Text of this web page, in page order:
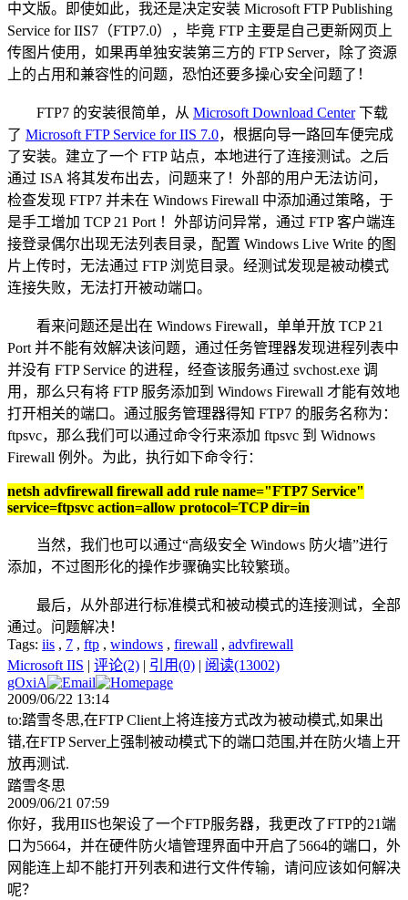
中文版。即使如此，我还是决定安装 Microsoft FTP Publishing
Service for IIS7（FTP7.0），毕竟 FTP 主要是自己更新网页上
传图片使用，如果再单独安装第三方的 FTP Server，除了资源
上的占用和兼容性的问题，恐怕还要多操心安全问题了！
FTP7 的安装很简单，从 Microsoft Download Center下载
了 Microsoft FTP Service for IIS 7.0，根据向导一路回车便完成
了安装。建立了一个 FTP 站点，本地进行了连接测试。之后
通过 ISA 将其发布出去，问题来了！外部的用户无法访问，
检查发现 FTP7 并未在 Windows Firewall 中添加通过策略，于
是手工增加 TCP 21 Port ！外部访问异常，通过 FTP 客户端连
接登录偶尔出现无法列表目录，配置 Windows Live Write 的图
片上传时，无法通过 FTP 浏览目录。经测试发现是被动模式
连接失败，无法打开被动端口。
看来问题还是出在 Windows Firewall，单单开放 TCP 21
Port 并不能有效解决该问题，通过任务管理器发现进程列表中
并没有 FTP Service 的进程，经查该服务通过 svchost.exe 调
用，那么只有将 FTP 服务添加到 Windows Firewall 才能有效地
打开相关的端口。通过服务管理器得知 FTP7 的服务名称为：
ftpsvc，那么我们可以通过命令行来添加 ftpsvc 到 Widnows
Firewall 例外。为此，执行如下命令行：
netsh advfirewall firewall add rule name="FTP7 Service"
service=ftpsvc action=allow protocol=TCP dir=in
当然，我们也可以通过“高级安全 Windows 防火墙”进行
添加，不过图形化的操作步骤确实比较繁琐。
最后，从外部进行标准模式和被动模式的连接测试，全部
通过。问题解决！
Tags: iis , 7 , ftp , windows , firewall , advfirewall
Microsoft IIS | 评论(2) | 引用(0) | 阅读(13002)
gOxiA
2009/06/22 13:14
to:踏雪冬思,在FTP Client上将连接方式改为被动模式,如果出
错,在FTP Server上强制被动模式下的端口范围,并在防火墙上开
放再测试.
踏雪冬思
2009/06/21 07:59
你好，我用IIS也架设了一个FTP服务器，我更改了FTP的21端
口为5664，并在硬件防火墙管理界面中开启了5664的端口，外
网能连上却不能打开列表和进行文件传输，请问应该如何解决
呢？